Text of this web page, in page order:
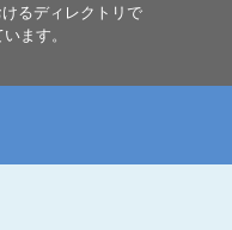
るディレクトリで
ます。